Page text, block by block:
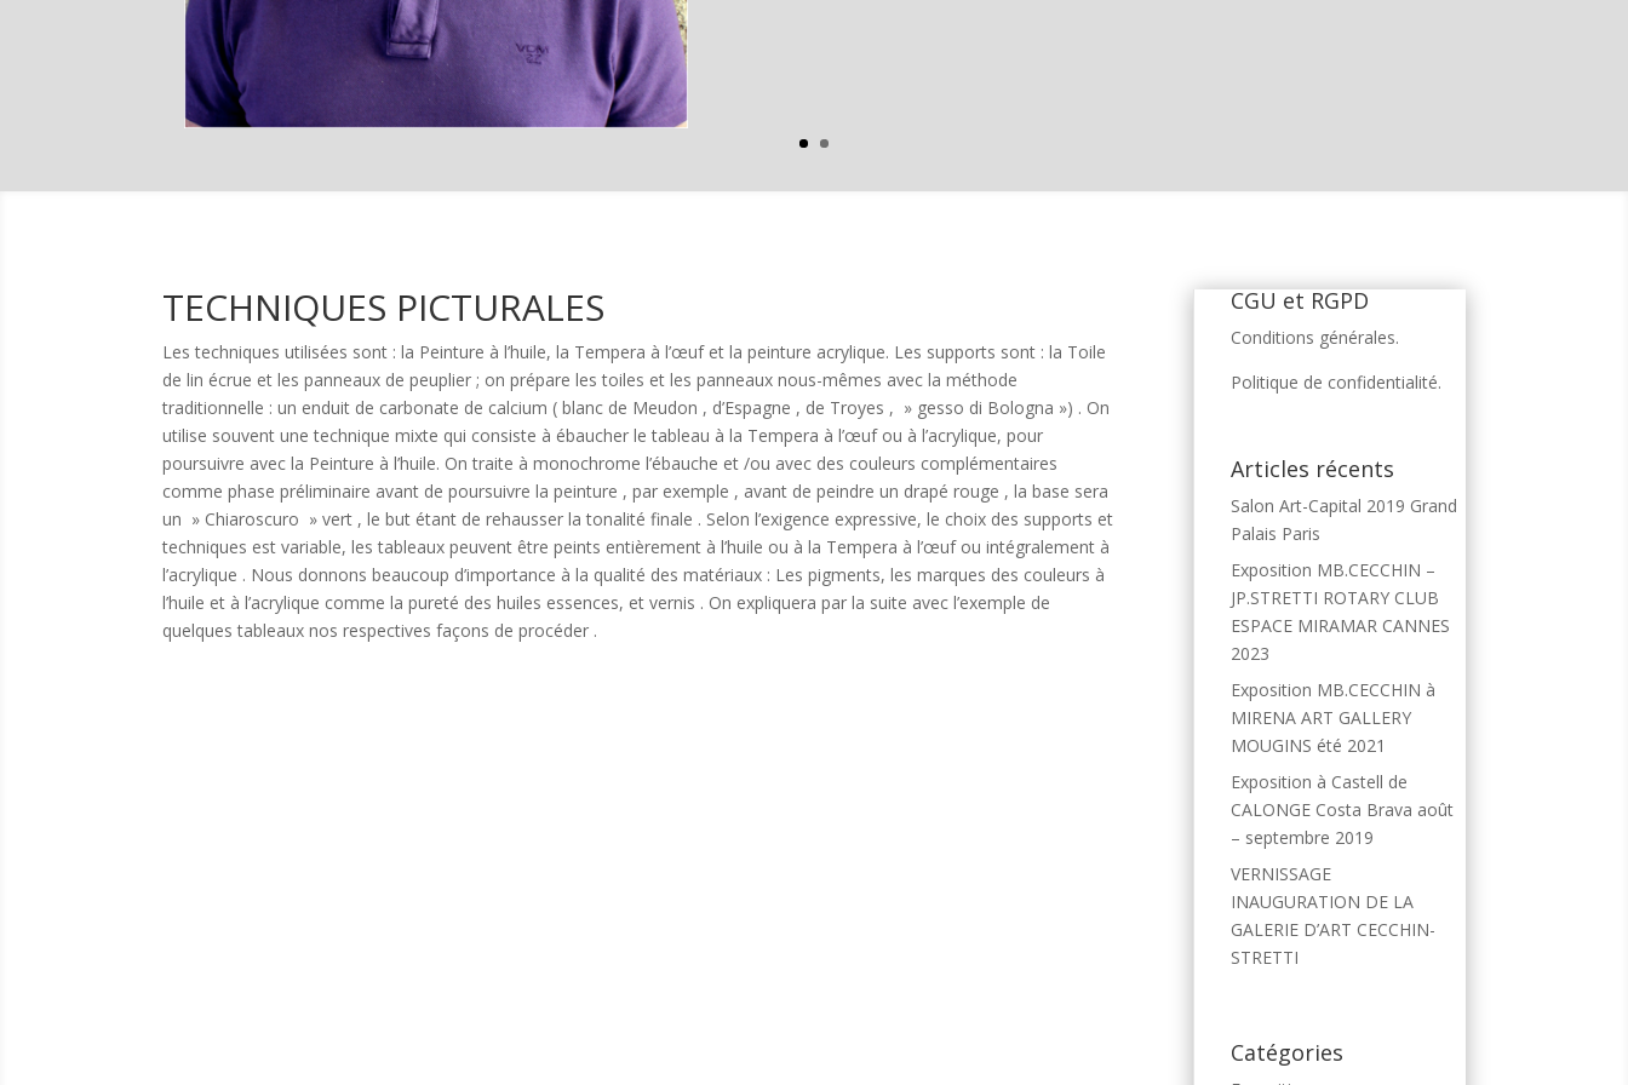
TECHNIQUES PICTURALES
Les techniques utilisées sont : la Peinture à l’huile, la Tempera à l’œuf et la peinture acrylique. Les supports sont : la Toile
de lin écrue et les panneaux de peuplier ; on prépare les toiles et les panneaux nous-mêmes avec la méthode
traditionnelle : un enduit de carbonate de calcium ( blanc de Meudon , d’Espagne , de Troyes , » gesso di Bologna ») . On
utilise souvent une technique mixte qui consiste à ébaucher le tableau à la Tempera à l’œuf ou à l’acrylique, pour
poursuivre avec la Peinture à l’huile. On traite à monochrome l’ébauche et /ou avec des couleurs complémentaires
comme phase préliminaire avant de poursuivre la peinture , par exemple , avant de peindre un drapé rouge , la base sera
un » Chiaroscuro » vert , le but étant de rehausser la tonalité finale . Selon l’exigence expressive, le choix des supports et
techniques est variable, les tableaux peuvent être peints entièrement à l’huile ou à la Tempera à l’œuf ou intégralement à
l’acrylique . Nous donnons beaucoup d’importance à la qualité des matériaux : Les pigments, les marques des couleurs à
l’huile et à l’acrylique comme la pureté des huiles essences, et vernis . On expliquera par la suite avec l’exemple de
quelques tableaux nos respectives façons de procéder .
CGU et RGPD
Conditions générales.
Politique de confidentialité.
Articles récents
Salon Art-Capital 2019 Grand
Palais Paris
Exposition MB.CECCHIN –
JP.STRETTI ROTARY CLUB
ESPACE MIRAMAR CANNES
2023
Exposition MB.CECCHIN à
MIRENA ART GALLERY
MOUGINS été 2021
Exposition à Castell de
CALONGE Costa Brava août
– septembre 2019
VERNISSAGE
INAUGURATION DE LA
GALERIE D’ART CECCHIN-
STRETTI
Catégories